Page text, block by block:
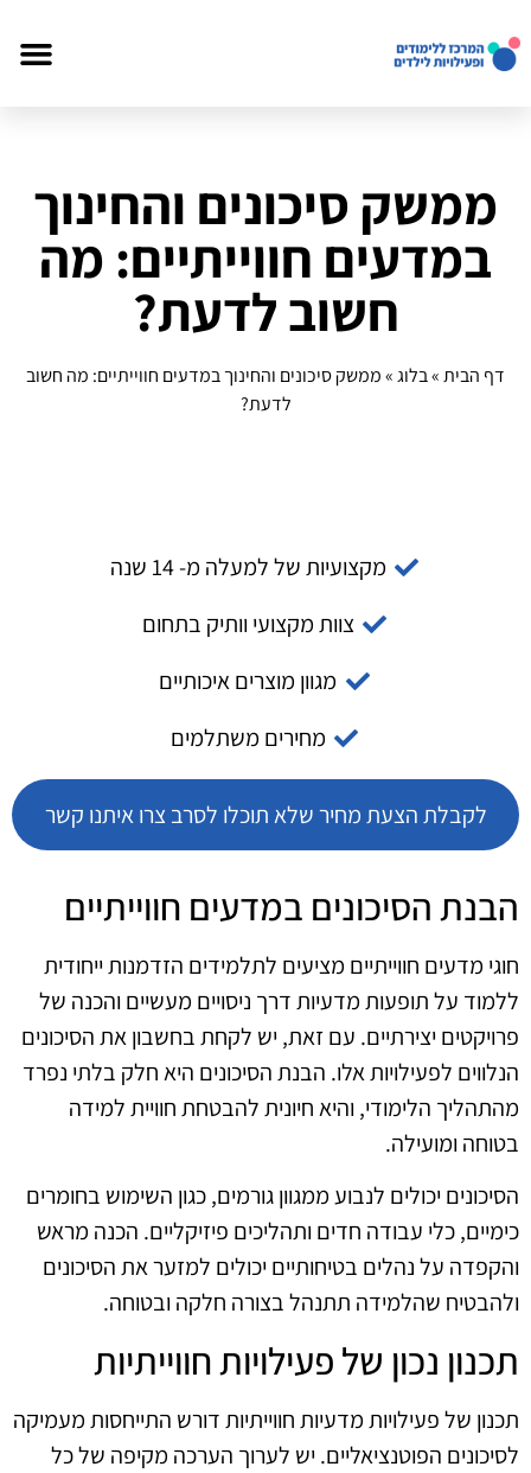
ממשק סיכונים והחינוך
במדעים חווייתיים: מה
חשוב לדעת?
דף הבית»בלוג»ממשק סיכונים והחינוך במדעים חווייתיים: מה חשוב
לדעת?
מקצועיות של למעלה מ- 14 שנה
צוות מקצועי וותיק בתחום
מגוון מוצרים איכותיים
מחירים משתלמים
לקבלת הצעת מחיר שלא תוכלו לסרב צרו איתנו קשר
הבנת הסיכונים במדעים חווייתיים
חוגי מדעים חווייתיים מציעים לתלמידים הזדמנות ייחודית
ללמוד על תופעות מדעיות דרך ניסויים מעשיים והכנה של
פרויקטים יצירתיים. עם זאת, יש לקחת בחשבון את הסיכונים
הנלווים לפעילויות אלו. הבנת הסיכונים היא חלק בלתי נפרד
מהתהליך הלימודי, והיא חיונית להבטחת חוויית למידה
בטוחה ומועילה.
הסיכונים יכולים לנבוע ממגוון גורמים, כגון השימוש בחומרים
כימיים, כלי עבודה חדים ותהליכים פיזיקליים. הכנה מראש
והקפדה על נהלים בטיחותיים יכולים למזער את הסיכונים
ולהבטיח שהלמידה תתנהל בצורה חלקה ובטוחה.
תכנון נכון של פעילויות חווייתיות
תכנון של פעילויות מדעיות חווייתיות דורש התייחסות מעמיקה
לסיכונים הפוטנציאליים. יש לערוך הערכה מקיפה של כל